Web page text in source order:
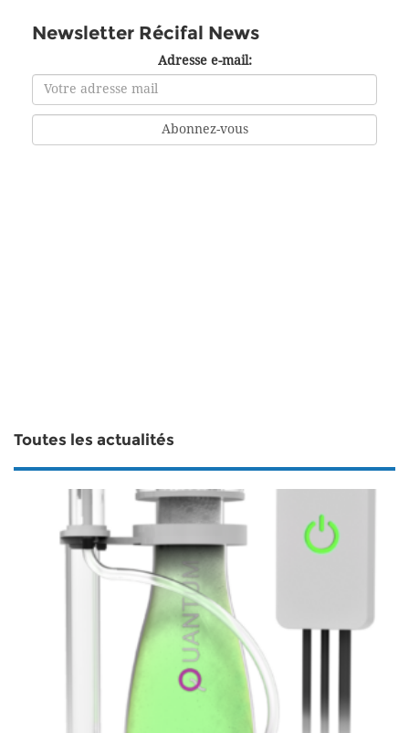
Newsletter Récifal News
Adresse e-mail:
Toutes les actualités